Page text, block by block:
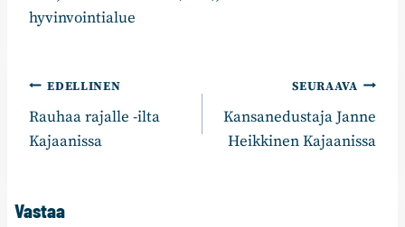
hyvinvointialue
Artikkelien
selaus
EDELLINEN
Rauhaa rajalle -ilta
Kajaanissa
SEURAAVA
Kansanedustaja Janne
Heikkinen Kajaanissa
Vastaa